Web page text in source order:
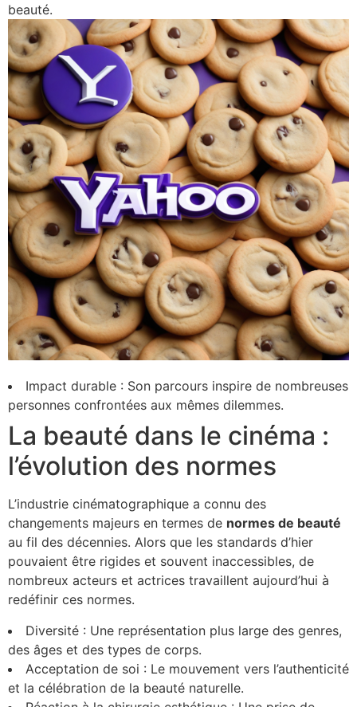
beauté.
Impact durable : Son parcours inspire de nombreuses
personnes confrontées aux mêmes dilemmes.
La beauté dans le cinéma :
l’évolution des normes
L’industrie cinématographique a connu des
changements majeurs en termes de normes de beauté
au fil des décennies. Alors que les standards d’hier
pouvaient être rigides et souvent inaccessibles, de
nombreux acteurs et actrices travaillent aujourd’hui à
redéfinir ces normes.
Diversité : Une représentation plus large des genres,
des âges et des types de corps.
Acceptation de soi : Le mouvement vers l’authenticité
et la célébration de la beauté naturelle.